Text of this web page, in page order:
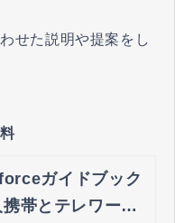
せた説明や提案をし
ガイドブック
携帯とテレワーク